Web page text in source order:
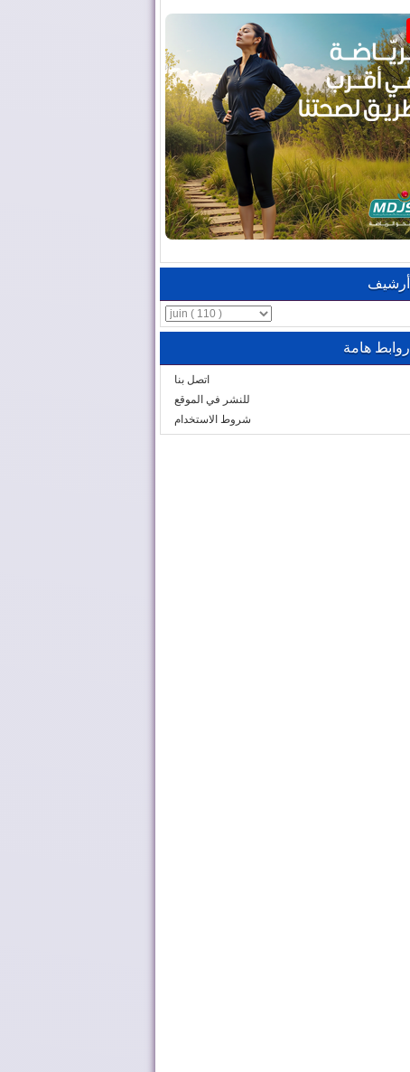
أرشيف
روابط هامة
اتصل بنا
للنشر في الموقع
شروط الاستخدام